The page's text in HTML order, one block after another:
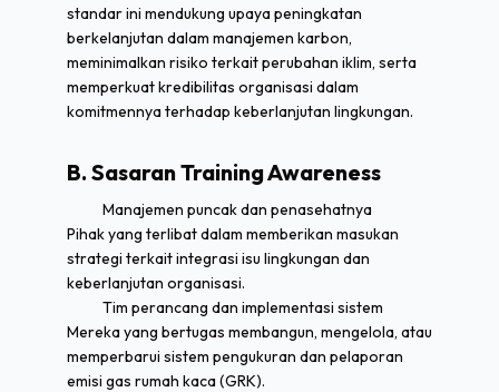
standar ini mendukung upaya peningkatan
berkelanjutan dalam manajemen karbon,
meminimalkan risiko terkait perubahan iklim, serta
memperkuat kredibilitas organisasi dalam
komitmennya terhadap keberlanjutan lingkungan.
B. Sasaran Training Awareness
Manajemen puncak dan penasehatnya
Pihak yang terlibat dalam memberikan masukan
strategi terkait integrasi isu lingkungan dan
keberlanjutan organisasi.
Tim perancang dan implementasi sistem
Mereka yang bertugas membangun, mengelola, atau
memperbarui sistem pengukuran dan pelaporan
emisi gas rumah kaca (GRK).